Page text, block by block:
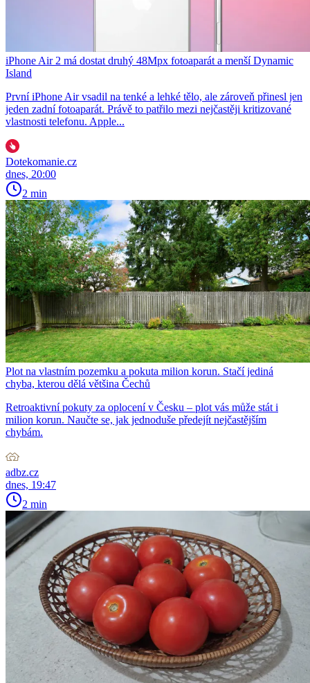
iPhone Air 2 má dostat druhý 48Mpx fotoaparát a menší Dynamic
Island
První iPhone Air vsadil na tenké a lehké tělo, ale zároveň přinesl jen
jeden zadní fotoaparát. Právě to patřilo mezi nejčastěji kritizované
vlastnosti telefonu. Apple...
Dotekomanie.cz
dnes, 20:00
2 min
Plot na vlastním pozemku a pokuta milion korun. Stačí jediná
chyba, kterou dělá většina Čechů
Retroaktivní pokuty za oplocení v Česku – plot vás může stát i
milion korun. Naučte se, jak jednoduše předejít nejčastějším
chybám.
adbz.cz
dnes, 19:47
2 min